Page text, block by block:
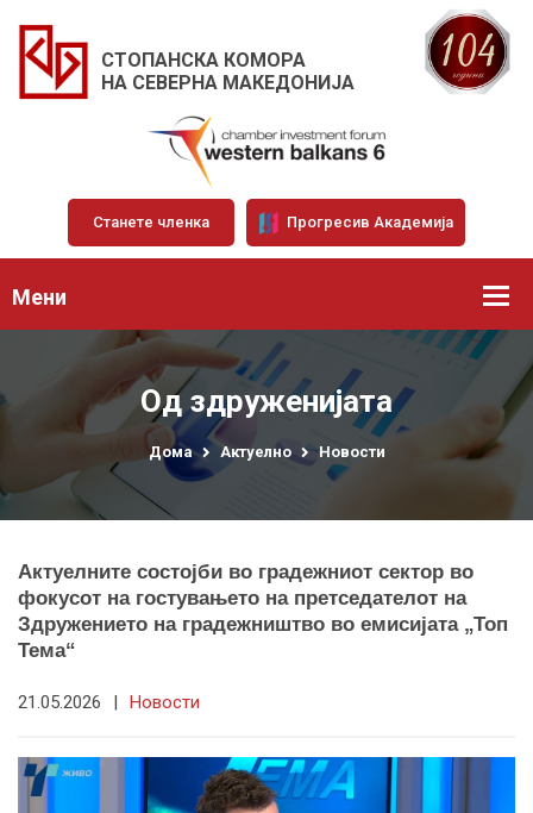
СТОПАНСКА КОМОРА
НА СЕВЕРНА МАКЕДОНИЈА
Станете членка Прогресив Академија
Мени
Од здруженијата
Дома Актуелно Новости
Актуелните состојби во градежниот сектор во
фокусот на гостувањето на претседателот на
Здружението на градежништво во емисијата „Топ
Тема“
21.05.2026 | Новости